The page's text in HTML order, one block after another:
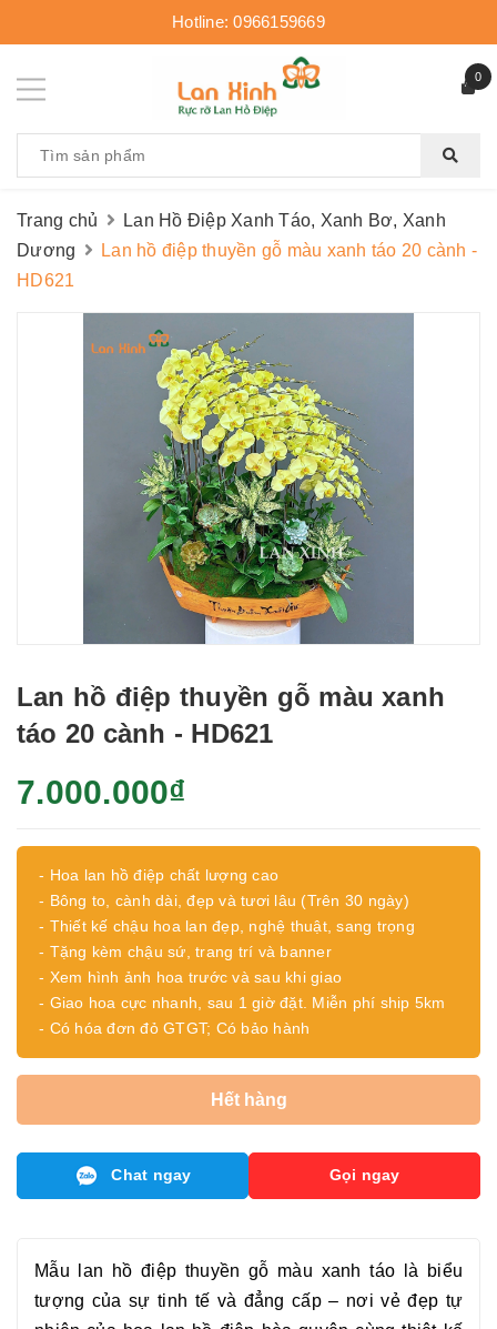
Hotline:0966159669
0
Trang chủ
Lan Hồ Điệp Xanh Táo, Xanh Bơ, Xanh
Dương
Lan hồ điệp thuyền gỗ màu xanh táo 20 cành -
HD621
Lan hồ điệp thuyền gỗ màu xanh
táo 20 cành - HD621
7.000.000₫
- Hoa lan hồ điệp chất lượng cao
- Bông to, cành dài, đẹp và tươi lâu (Trên 30 ngày)
- Thiết kế chậu hoa lan đẹp, nghệ thuật, sang trọng
- Tặng kèm chậu sứ, trang trí và banner
- Xem hình ảnh hoa trước và sau khi giao
- Giao hoa cực nhanh, sau 1 giờ đặt. Miễn phí ship 5km
- Có hóa đơn đỏ GTGT; Có bảo hành
Hết hàng
Chat ngay Gọi ngay
Mẫu lan hồ điệp thuyền gỗ màu xanh táo là biểu
tượng của sự tinh tế và đẳng cấp – nơi vẻ đẹp tự